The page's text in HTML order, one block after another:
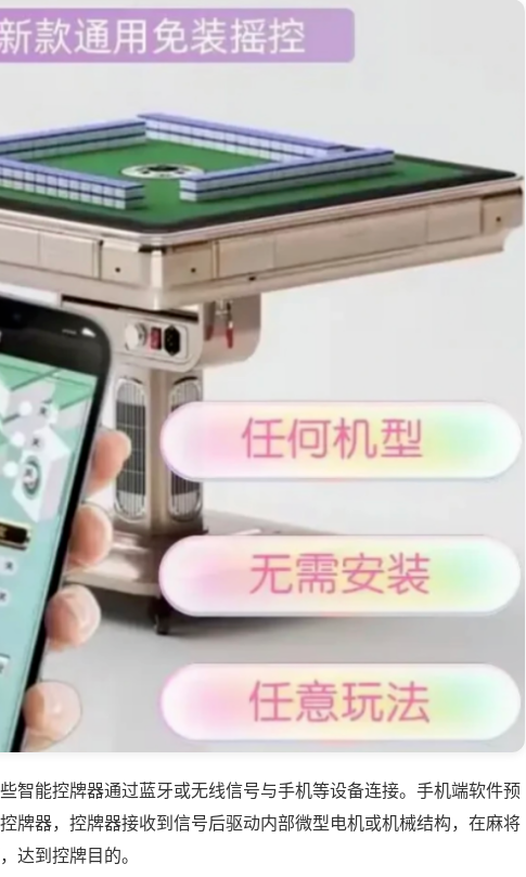
智能控牌器通过蓝牙或无线信号与手机等设备连接。手机端软件预
牌器，控牌器接收到信号后驱动内部微型电机或机械结构，在麻将
达到控牌目的。